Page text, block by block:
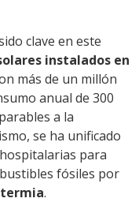
clave en este
instalados en
más de un millón
anual de 300
a la
se ha unificado
para
fósiles por
.